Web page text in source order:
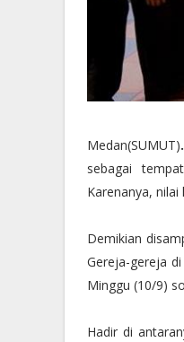
Medan(SUMUT)
sebagai
Karenanya,
Demikian
Gereja-gereja
Minggu (10/9)
Hadir di